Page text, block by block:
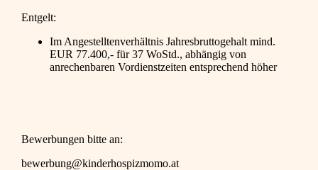
Entgelt:
Im Angestelltenverhältnis Jahresbruttogehalt mind.
EUR 77.400,- für 37 WoStd., abhängig von
anrechenbaren Vordienstzeiten entsprechend höher
Bewerbungen bitte an:
bewerbung@kinderhospizmomo.at